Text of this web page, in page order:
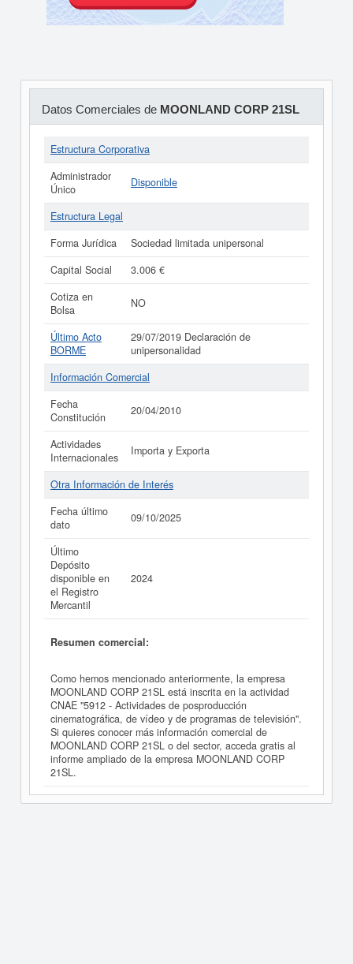
Datos Comerciales de MOONLAND CORP 21SL
Estructura Corporativa
Administrador
Único
Disponible
Estructura Legal
Forma Jurídica
Sociedad limitada unipersonal
Capital Social
3.006 €
Cotiza en
Bolsa
NO
Último Acto
BORME
29/07/2019 Declaración de
unipersonalidad
Información Comercial
Fecha
Constitución
20/04/2010
Actividades
Internacionales
Importa y Exporta
Otra Información de Interés
Fecha último
dato
09/10/2025
Último
Depósito
disponible en
el Registro
Mercantil
2024
Resumen comercial:
Como hemos mencionado anteriormente, la empresa
MOONLAND CORP 21SL está inscrita en la actividad
CNAE "5912 - Actividades de posproducción
cinematográfica, de vídeo y de programas de televisión".
Si quieres conocer más información comercial de
MOONLAND CORP 21SL o del sector, acceda gratis al
informe ampliado de la empresa MOONLAND CORP
21SL.